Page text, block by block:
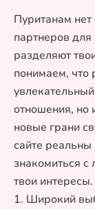
Пуританам
партнеров
разделяют
понимаем, что
отношения, но
новые грани
сайте
знакомиться
твои интересы.
1. Широкий